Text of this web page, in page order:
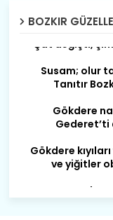
BOZKIR
Çat değişti,
Susam; olur
Tanıtır
Gökdere
Gökdere